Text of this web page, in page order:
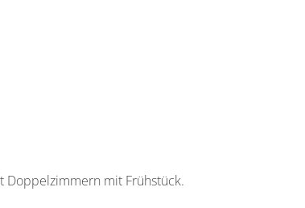
Doppelzimmern mit Frühstück.